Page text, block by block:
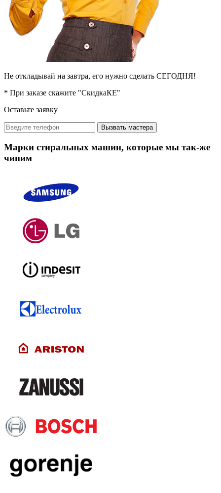
Не откладывай на завтра, его нужно сделать СЕГОДНЯ!
* При заказе скажите "СкидкаКЕ"
Оставьте заявку
Вызвать мастера
Марки стиральных машин, которые мы так-же
чиним